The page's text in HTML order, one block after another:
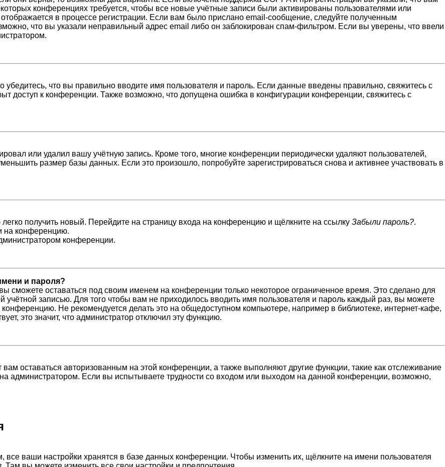
конференциях требуется, чтобы все новые учётные записи были активированы пользователями или
в процессе регистрации. Если вам было прислано email-сообщение, следуйте полученным
что вы указали неправильный адрес email либо он заблокирован спам-фильтром. Если вы уверены, что ввели
что вы правильно вводите имя пользователя и пароль. Если данные введены правильно, свяжитесь с
доступ к конференции. Также возможно, что допущена ошибка в конфигурации конференции, свяжитесь с
или удалил вашу учётную запись. Кроме того, многие конференции периодически удаляют пользователей,
размер базы данных. Если это произошло, попробуйте зарегистрироваться снова и активнее участвовать в
получить новый. Перейдите на страницу входа на конференцию и щёлкните на ссылку Забыли пароль?.
на конференцию.
конференции.
и пароля?
сможете оставаться под своим именем на конференции только некоторое ограниченное время. Это сделано для
учётной записью. Для того чтобы вам не приходилось вводить имя пользователя и пароль каждый раз, вы можете
конференцию. Не рекомендуется делать это на общедоступном компьютере, например в библиотеке, интернет-кафе,
это значит, что администратор отключил эту функцию.
оставаться авторизованным на этой конференции, а также выполняют другие функции, такие как отслеживание
администратором. Если вы испытываете трудности со входом или выходом на данной конференции, возможно,
все ваши настройки хранятся в базе данных конференции. Чтобы изменить их, щёлкните на имени пользователя